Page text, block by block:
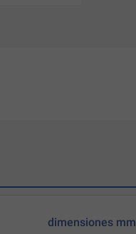
dimensiones mm